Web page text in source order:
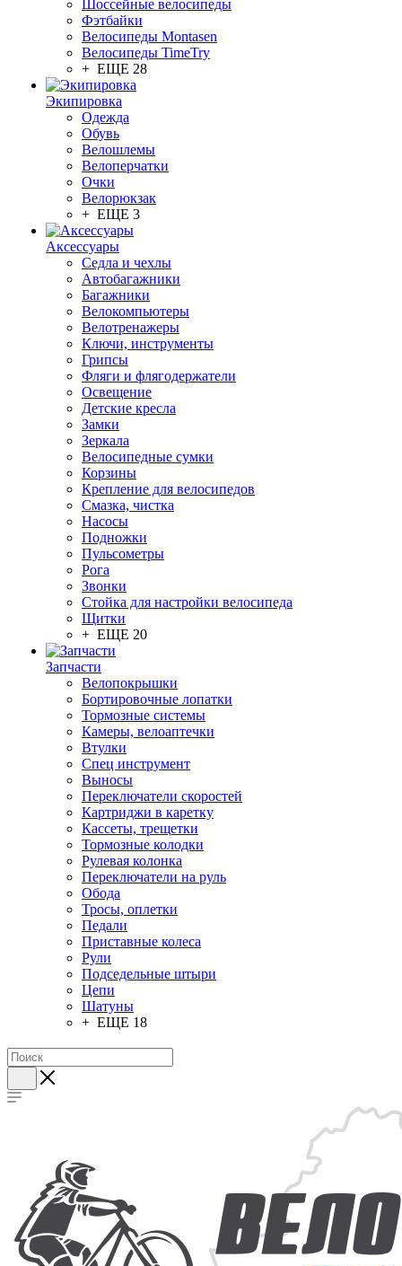
Шоссейные велосипеды
Фэтбайки
Велосипеды Montasen
Велосипеды TimeTry
+ ЕЩЕ 28
Экипировка
Одежда
Обувь
Велошлемы
Велоперчатки
Очки
Велорюкзак
+ ЕЩЕ 3
Аксессуары
Седла и чехлы
Автобагажники
Багажники
Велокомпьютеры
Велотренажеры
Ключи, инструменты
Грипсы
Фляги и флягодержатели
Освещение
Детские кресла
Замки
Зеркала
Велосипедные сумки
Корзины
Крепление для велосипедов
Смазка, чистка
Насосы
Подножки
Пульсометры
Рога
Звонки
Стойка для настройки велосипеда
Щитки
+ ЕЩЕ 20
Запчасти
Велопокрышки
Бортировочные лопатки
Тормозные системы
Камеры, велоаптечки
Втулки
Спец инструмент
Выносы
Переключатели скоростей
Картриджи в каретку
Кассеты, трещетки
Тормозные колодки
Рулевая колонка
Переключатели на руль
Обода
Тросы, оплетки
Педали
Приставные колеса
Рули
Подседельные штыри
Цепи
Шатуны
+ ЕЩЕ 18